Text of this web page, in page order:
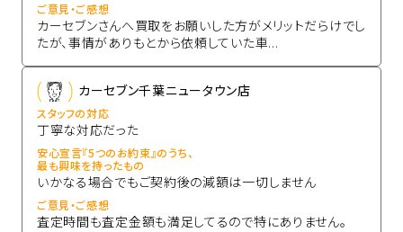
ご意見・ご感想
カーセブンさんへ買取をお願いした方がメリットだらけでし
たが、事情がありもとから依頼していた車...
カーセブン千葉ニュータウン店
スタッフの対応
丁寧な対応だった
安心宣言『5つのお約束』のうち、
最も興味を持ったもの
いかなる場合でもご契約後の減額は一切しません
ご意見・ご感想
査定時間も査定金額も満足してるので特にありません。